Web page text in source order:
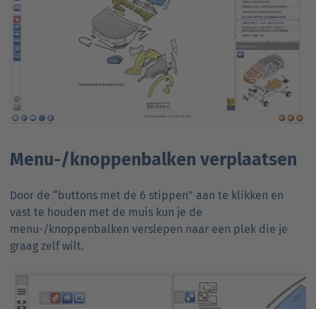
Menu-/knoppenbalken verplaatsen
Door de “buttons met de 6 stippen” aan te klikken en
vast te houden met de muis kun je de
menu-/knoppenbalken verslepen naar een plek die je
graag zelf wilt.